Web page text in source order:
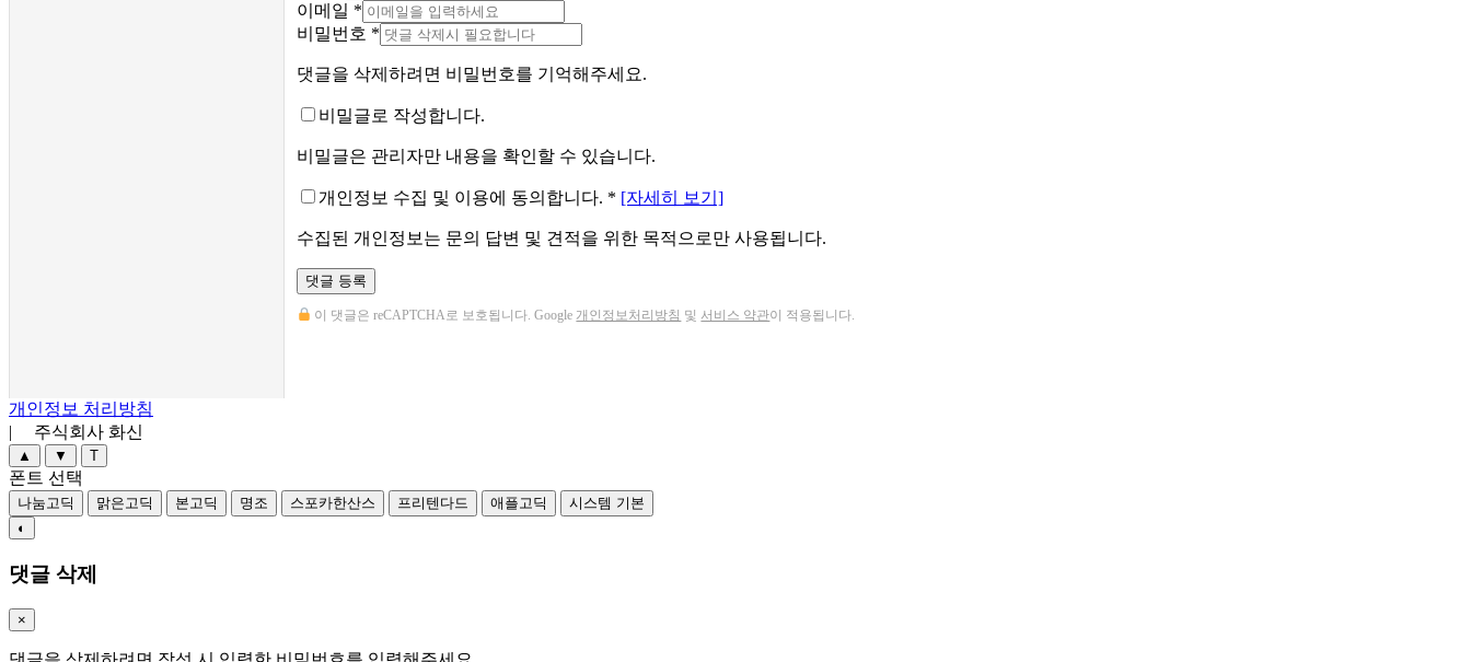
이메일 *
비밀번호 *
댓글을 삭제하려면 비밀번호를 기억해주세요.
비밀글로 작성합니다.
비밀글은 관리자만 내용을 확인할 수 있습니다.
개인정보 수집 및 이용에 동의합니다. * [자세히 보기]
수집된 개인정보는 문의 답변 및 견적을 위한 목적으로만 사용됩니다.
댓글 등록
이 댓글은 reCAPTCHA로 보호됩니다. Google 개인정보처리방침 및 서비스 약관이 적용됩니다.
개인정보 처리방침
| 주식회사 화신
▲ ▼ T
폰트 선택
나눔고딕 맑은고딕 본고딕 명조 스포카한산스 프리텐다드 애플고딕
시스템 기본
◐
댓글 삭제
×